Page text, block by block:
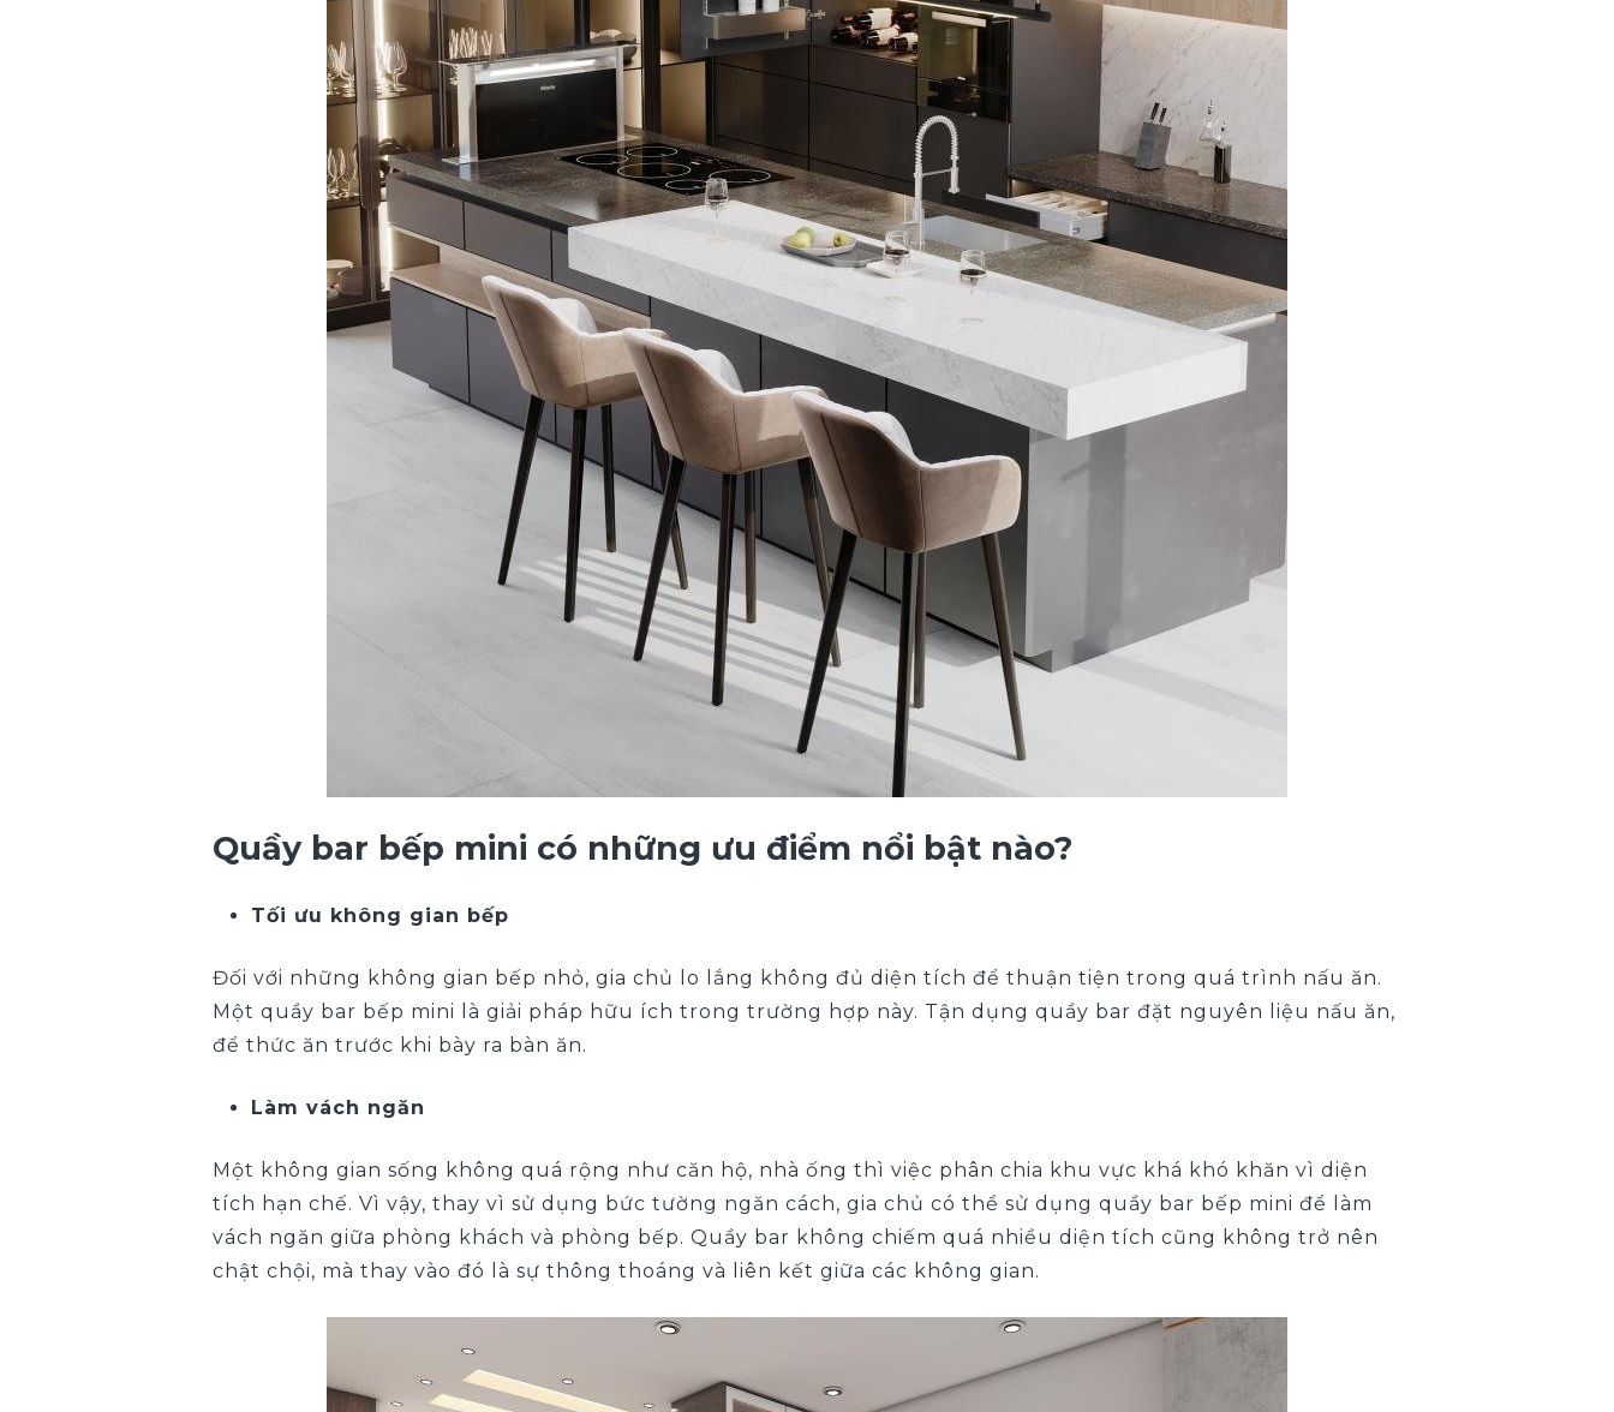
Quầy bar bếp mini có những ưu điểm nổi bật nào?
Tối ưu không gian bếp
Đối với những không gian bếp nhỏ, gia chủ lo lắng không đủ diện tích để thuận tiện trong quá trình nấu ăn.
Một quầy bar bếp mini là giải pháp hữu ích trong trường hợp này. Tận dụng quầy bar đặt nguyên liệu nấu ăn,
để thức ăn trước khi bày ra bàn ăn.
Làm vách ngăn
Một không gian sống không quá rộng như căn hộ, nhà ống thì việc phân chia khu vực khá khó khăn vì diện
tích hạn chế. Vì vậy, thay vì sử dụng bức tường ngăn cách, gia chủ có thể sử dụng quầy bar bếp mini để làm
vách ngăn giữa phòng khách và phòng bếp. Quầy bar không chiếm quá nhiều diện tích cũng không trở nên
chật chội, mà thay vào đó là sự thông thoáng và liên kết giữa các không gian.